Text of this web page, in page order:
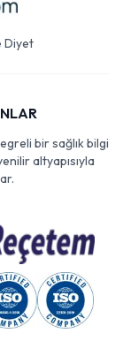
Diyet
bir sağlık bilgi
altyapısıyla